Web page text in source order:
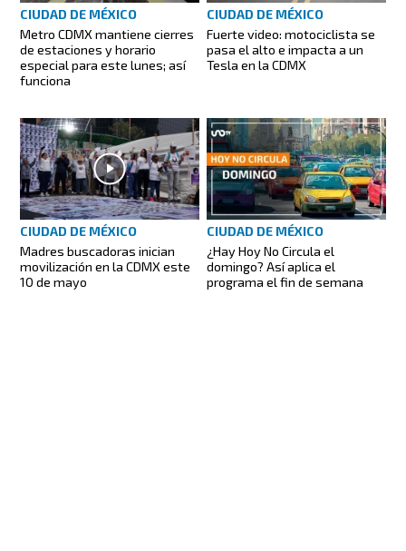
CIUDAD DE MÉXICO
Metro CDMX mantiene cierres
de estaciones y horario
especial para este lunes; así
funciona
CIUDAD DE MÉXICO
Fuerte video: motociclista se
pasa el alto e impacta a un
Tesla en la CDMX
CIUDAD DE MÉXICO
Madres buscadoras inician
movilización en la CDMX este
10 de mayo
CIUDAD DE MÉXICO
¿Hay Hoy No Circula el
domingo? Así aplica el
programa el fin de semana